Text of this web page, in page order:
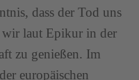
dass der Tod uns
wir laut Epikur in der
zu genießen. Im
europäischen